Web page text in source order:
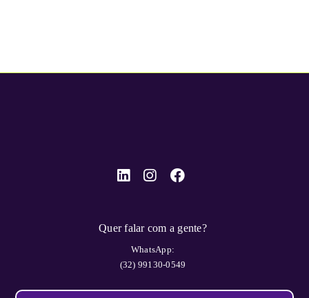
Quer falar com a gente?
WhatsApp:
(32) 99130-0549